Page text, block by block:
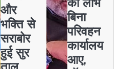
और
भक्ति से
सराबोर
हुई सुर
बिना
परिवहन
कार्यालय
आए,